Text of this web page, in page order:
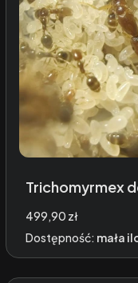
Trichomyrmex
Cena
499,90 zł
Dostępność: mała